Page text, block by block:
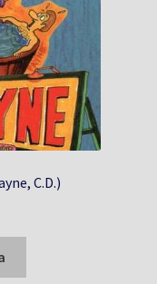
C.D.)